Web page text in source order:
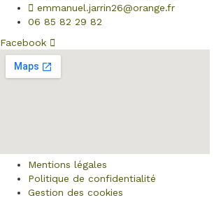
emmanuel.jarrin26@orange.fr
06 85 82 29 82
Facebook
Mentions légales
Politique de confidentialité
Gestion des cookies